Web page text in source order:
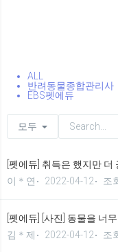
ALL
반려동물종합관리사
EBS펫에듀
모두
[펫에듀] 취득은 했지만 더
이＊연
2022-04-12 조
[펫에듀] [사진] 동물을 너
김＊제
2022-04-12 조